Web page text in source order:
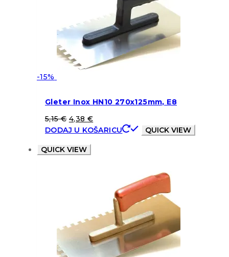
-15%
Gleter Inox HN10 270x125mm, E8
5,15€ 4,38 €
DODAJ U KOŠARICU
QUICK VIEW
QUICK VIEW